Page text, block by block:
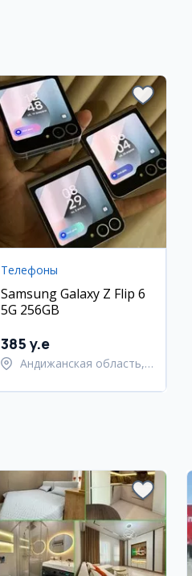
Телефоны
Samsung Galaxy Z Flip 6
5G 256GB
385 y.e
Андижанская область,